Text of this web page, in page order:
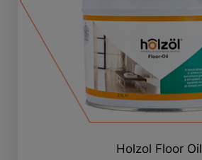
Holzol Floor Oil